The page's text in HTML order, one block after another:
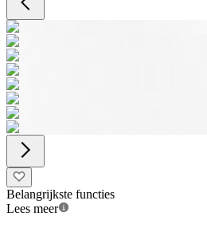
Belangrijkste functies
Lees meer